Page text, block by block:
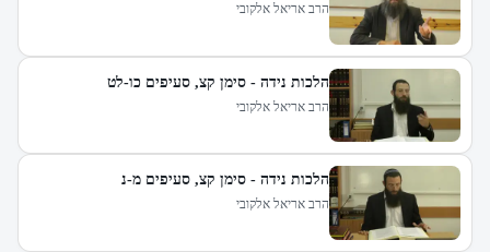
הרב אריאל אלקובי
הלכות נידה - סימן קצ, סעיפים כו-לט
הרב אריאל אלקובי
הלכות נידה - סימן קצ, סעיפים מ-נ
הרב אריאל אלקובי